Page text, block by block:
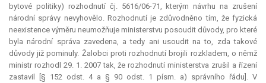
bytové politiky) rozhodnutí čj. 5616/06-71, kterým návrhu na zrušení
národní správy nevyhovělo. Rozhodnutí je zdůvodněno tím, že fyzická
neexistence výměru neumožňuje ministerstvu posoudit důvody, pro které
byla národní správa zavedena, a tedy ani usoudit na to, zda takové
důvody již pominuly. Žalobci proti rozhodnutí brojili rozkladem, o němž
ministr rozhodl 29. 1. 2007 tak, že rozhodnutí ministerstva zrušil a řízení
zastavil [§ 152 odst. 4 a § 90 odst. 1 písm. a) správního řádu]. V